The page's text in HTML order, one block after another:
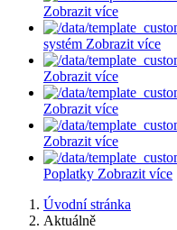
Zobrazit více
systém Zobrazit více
Zobrazit více
Zobrazit více
Zobrazit více
Poplatky Zobrazit více
Úvodní stránka
Aktuálně